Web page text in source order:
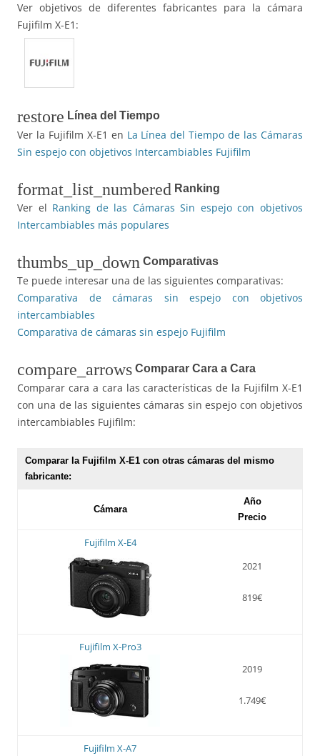
Ver objetivos de diferentes fabricantes para la cámara
Fujifilm X-E1:
restore Línea del Tiempo
Ver la Fujifilm X-E1 en La Línea del Tiempo de las Cámaras
Sin espejo con objetivos Intercambiables Fujifilm
format_list_numbered Ranking
Ver el Ranking de las Cámaras Sin espejo con objetivos
Intercambiables más populares
thumbs_up_down Comparativas
Te puede interesar una de las siguientes comparativas:
Comparativa de cámaras sin espejo con objetivos
intercambiables
Comparativa de cámaras sin espejo Fujifilm
compare_arrows Comparar Cara a Cara
Comparar cara a cara las características de la Fujifilm X-E1
con una de las siguientes cámaras sin espejo con objetivos
intercambiables Fujifilm:
Comparar la Fujifilm X-E1 con otras cámaras del mismo
fabricante:
Cámara
Año
Precio
Fujifilm X-E4
2021
819€
Fujifilm X-Pro3
2019
1.749€
Fujifilm X-A7